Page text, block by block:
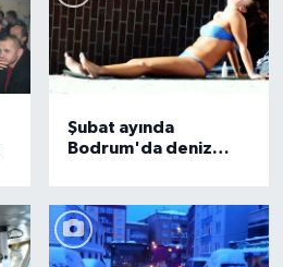
Şubat ayında
Bodrum'da deniz